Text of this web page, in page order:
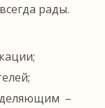
рады.
–